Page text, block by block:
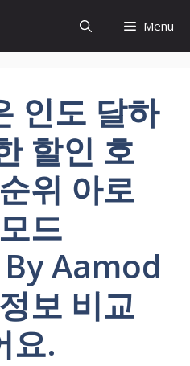
Menu
인도 달하
할인 호
위 아로
드
Aamod
보 비교
요.